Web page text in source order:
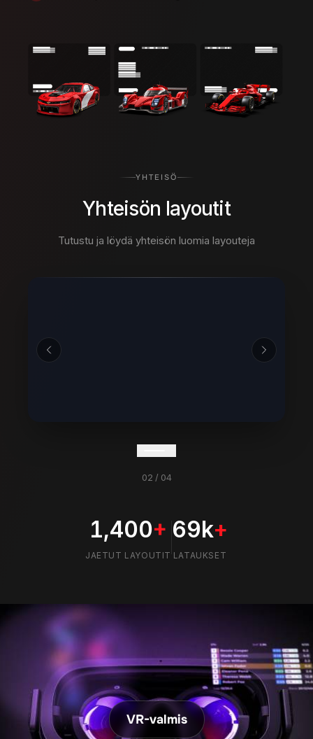
YHTEISÖ
Yhteisön layoutit
Tutustu ja löydä yhteisön luomia layouteja
02 / 04
1,400+
JAETUT LAYOUTIT
69k+
LATAUKSET
VR-valmis